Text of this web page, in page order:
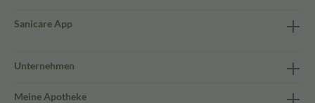
Sanicare App
Unternehmen
Meine Apotheke